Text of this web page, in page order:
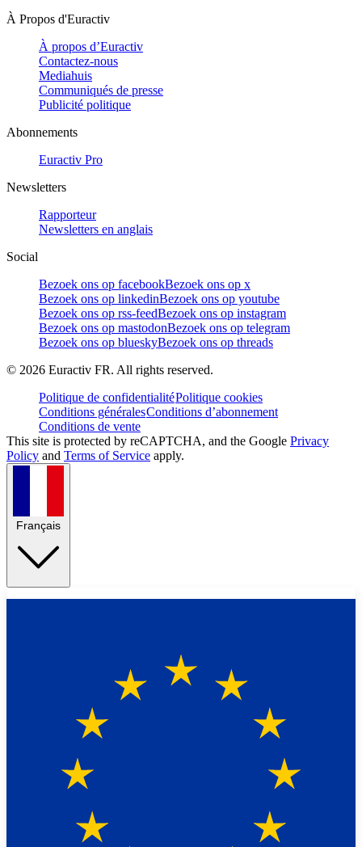
À Propos d'Euractiv
À propos d’Euractiv
Contactez-nous
Mediahuis
Communiqués de presse
Publicité politique
Abonnements
Euractiv Pro
Newsletters
Rapporteur
Newsletters en anglais
Social
Bezoek ons op facebookBezoek ons op x
Bezoek ons op linkedinBezoek ons op youtube
Bezoek ons op rss-feedBezoek ons op instagram
Bezoek ons op mastodonBezoek ons op telegram
Bezoek ons op blueskyBezoek ons op threads
© 2026 Euractiv FR. All rights reserved.
Politique de confidentialitéPolitique cookies
Conditions généralesConditions d’abonnement
Conditions de vente
This site is protected by reCAPTCHA, and the Google Privacy
Policy and Terms of Service apply.
Français